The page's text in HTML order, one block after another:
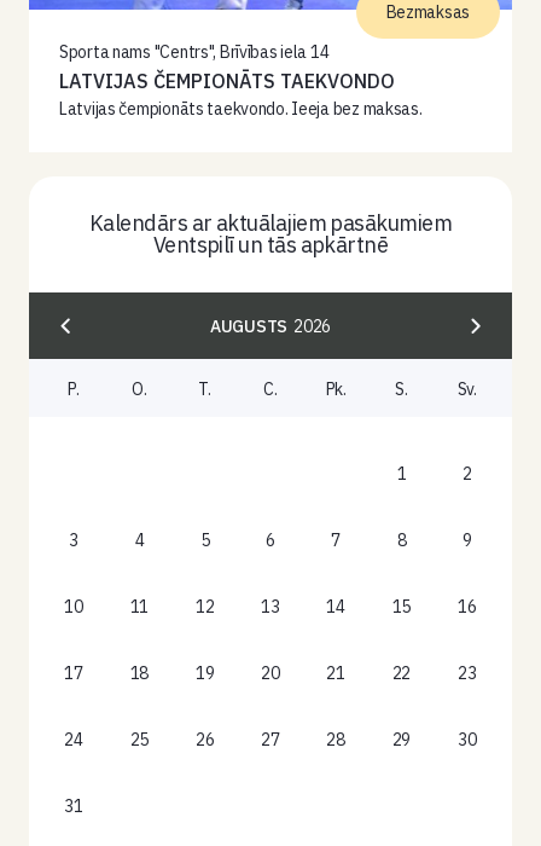
Sporta nams "Centrs", Brīvības iela 14
LATVIJAS ČEMPIONĀTS TAEKVONDO
Latvijas čempionāts taekvondo. Ieeja bez maksas.
Bezmaksas
Kalendārs ar aktuālajiem pasākumiem
Ventspilī un tās apkārtnē
AUGUSTS 2026
P. O. T. C. Pk. S. Sv.
1 2
3 4 5 6 7 8 9
10 11 12 13 14 15 16
17 18 19 20 21 22 23
24 25 26 27 28 29 30
31